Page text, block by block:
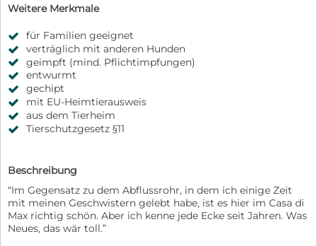
Weitere Merkmale
für Familien geeignet
verträglich mit anderen Hunden
geimpft (mind. Pflichtimpfungen)
entwurmt
gechipt
mit EU-Heimtierausweis
aus dem Tierheim
Tierschutzgesetz §11
Beschreibung
“Im Gegensatz zu dem Abflussrohr, in dem ich einige Zeit
mit meinen Geschwistern gelebt habe, ist es hier im Casa di
Max richtig schön. Aber ich kenne jede Ecke seit Jahren. Was
Neues, das wär toll.”